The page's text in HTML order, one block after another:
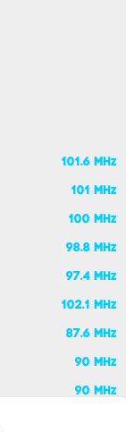
101.6 MHz
101 MHz
100 MHz
98.8 MHz
97.4 MHz
102.1 MHz
87.6 MHz
90 MHz
90 MHz